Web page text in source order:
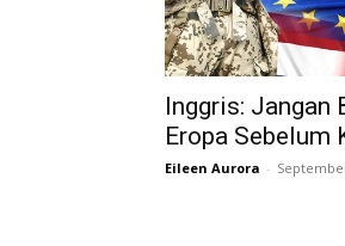
Inggris: Jangan
Eropa Sebelum
Eileen Aurora -